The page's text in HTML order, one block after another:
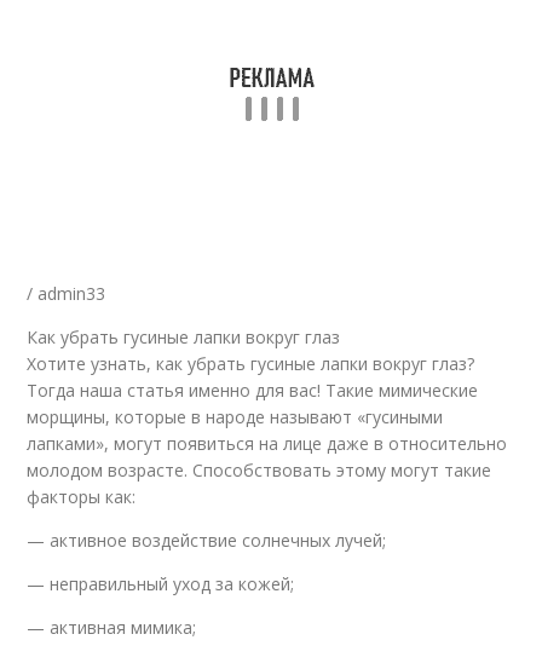
/ admin33
Как убрать гусиные лапки вокруг глаз
Хотите узнать, как убрать гусиные лапки вокруг глаз?
Тогда наша статья именно для вас! Такие мимические
морщины, которые в народе называют «гусиными
лапками», могут появиться на лице даже в относительно
молодом возрасте. Способствовать этому могут такие
факторы как:
— активное воздействие солнечных лучей;
— неправильный уход за кожей;
— активная мимика;